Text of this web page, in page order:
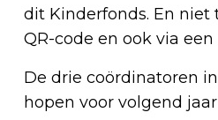
dit Kinderfonds. En niet
QR-code en ook via
De drie coördinatoren
hopen voor volgend